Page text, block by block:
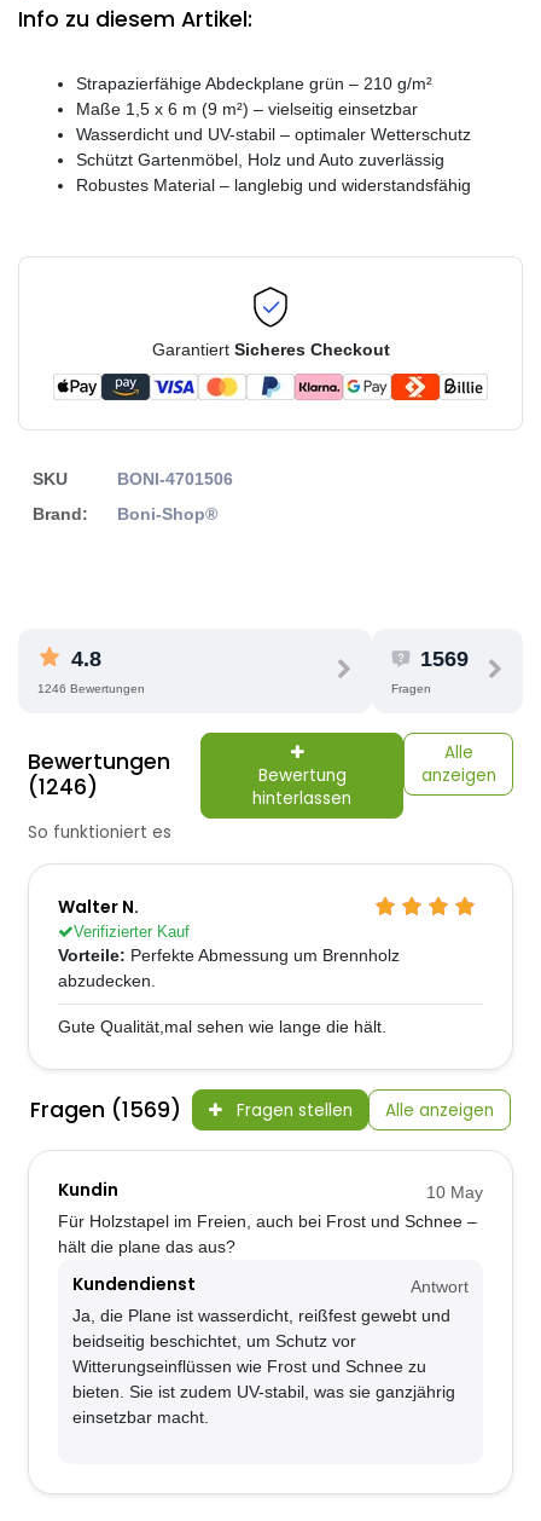
Info zu diesem Artikel:
Strapazierfähige Abdeckplane grün – 210 g/m²
Maße 1,5 x 6 m (9 m²) – vielseitig einsetzbar
Wasserdicht und UV-stabil – optimaler Wetterschutz
Schützt Gartenmöbel, Holz und Auto zuverlässig
Robustes Material – langlebig und widerstandsfähig
Garantiert Sicheres Checkout
SKU
BONI-4701506
Brand:
Boni-Shop®
4.8
1246 Bewertungen
1569
Fragen
Bewertungen
(1246)
Bewertung
hinterlassen
Alle
anzeigen
So funktioniert es
Walter N.
Verifizierter Kauf
Vorteile: Perfekte Abmessung um Brennholz
abzudecken.
Gute Qualität,mal sehen wie lange die hält.
Fragen (1569) Fragen stellen Alle anzeigen
Kundin
10 May
Für Holzstapel im Freien, auch bei Frost und Schnee –
hält die plane das aus?
Kundendienst
Antwort
Ja, die Plane ist wasserdicht, reißfest gewebt und
beidseitig beschichtet, um Schutz vor
Witterungseinflüssen wie Frost und Schnee zu
bieten. Sie ist zudem UV-stabil, was sie ganzjährig
einsetzbar macht.